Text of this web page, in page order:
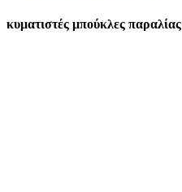
κυματιστές μπούκλες παραλίας